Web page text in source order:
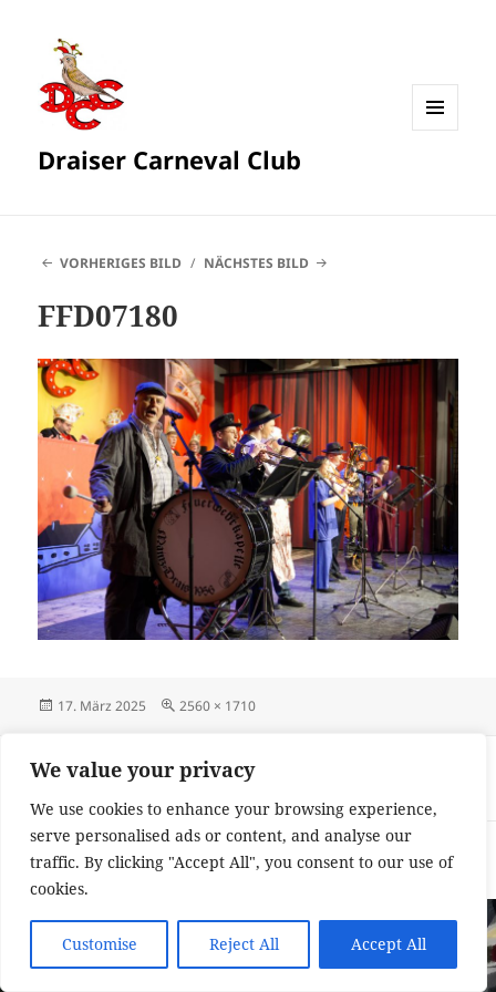
We value your privacy
We use cookies to enhance your browsing experience,
serve personalised ads or content, and analyse our
traffic. By clicking "Accept All", you consent to our use of
cookies.
Customise Reject All Accept All
Draiser Carneval Club
VORHERIGES BILD NÄCHSTES BILD
FFD07180
Veröffentlicht
17. März 2025 Originalgröße
2560 × 1710
VERÖFFENTLICHT IN
FFD07180
Impressum und Datenschutzerklärung
Stolz präsentiert von
WordPress